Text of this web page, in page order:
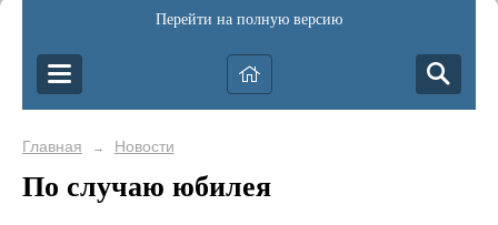
Перейти на полную версию
Главная → Новости
По случаю юбилея